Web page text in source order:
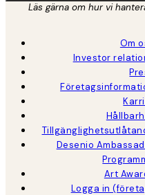
Läs gärna om hur vi
Om
Investor
Desenio
Art
Logga in